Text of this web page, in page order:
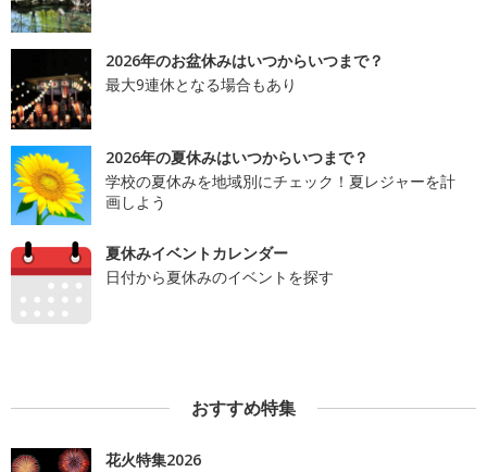
2026年のお盆休みはいつからいつまで？
最大9連休となる場合もあり
2026年の夏休みはいつからいつまで？
学校の夏休みを地域別にチェック！夏レジャーを計
画しよう
夏休みイベントカレンダー
日付から夏休みのイベントを探す
おすすめ特集
花火特集2026